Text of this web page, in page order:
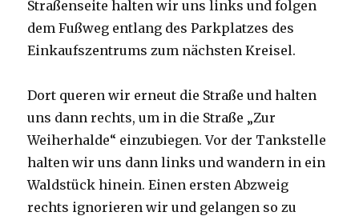
Straßenseite halten wir uns links und folgen
dem Fußweg entlang des Parkplatzes des
Einkaufszentrums zum nächsten Kreisel.
Dort queren wir erneut die Straße und halten
uns dann rechts, um in die Straße „Zur
Weiherhalde“ einzubiegen. Vor der Tankstelle
halten wir uns dann links und wandern in ein
Waldstück hinein. Einen ersten Abzweig
rechts ignorieren wir und gelangen so zu